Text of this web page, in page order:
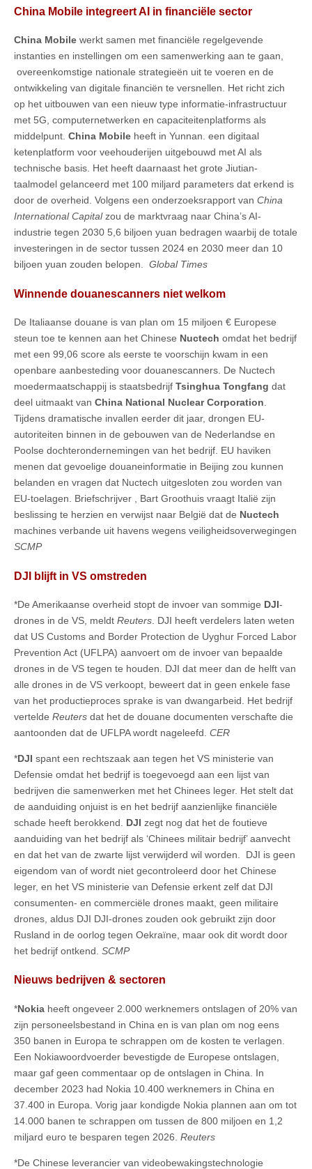
China Mobile integreert AI in financiële sector
China Mobile werkt samen met financiële regelgevende
instanties en instellingen om een samenwerking aan te gaan,
overeenkomstige nationale strategieën uit te voeren en de
ontwikkeling van digitale financiën te versnellen. Het richt zich
op het uitbouwen van een nieuw type informatie-infrastructuur
met 5G, computernetwerken en capaciteitenplatforms als
middelpunt. China Mobile heeft in Yunnan. een digitaal
ketenplatform voor veehouderijen uitgebouwd met AI als
technische basis. Het heeft daarnaast het grote Jiutian-
taalmodel gelanceerd met 100 miljard parameters dat erkend is
door de overheid. Volgens een onderzoeksrapport van China
International Capitalzou de marktvraag naar China’s AI-
industrie tegen 2030 5,6 biljoen yuan bedragen waarbij de totale
investeringen in de sector tussen 2024 en 2030 meer dan 10
biljoen yuan zouden belopen. Global Times
Winnende douanescanners niet welkom
De Italiaanse douane is van plan om 15 miljoen € Europese
steun toe te kennen aan het Chinese Nuctech omdat het bedrijf
met een 99,06 score als eerste te voorschijn kwam in een
openbare aanbesteding voor douanescanners. De Nuctech
moedermaatschappij is staatsbedrijf Tsinghua Tongfang dat
deel uitmaakt van China National Nuclear Corporation.
Tijdens dramatische invallen eerder dit jaar, drongen EU-
autoriteiten binnen in de gebouwen van de Nederlandse en
Poolse dochterondernemingen van het bedrijf. EU haviken
menen dat gevoelige douaneinformatie in Beijing zou kunnen
belanden en vragen dat Nuctech uitgesloten zou worden van
EU-toelagen. Briefschrijver , Bart Groothuis vraagt Italië zijn
beslissing te herzien en verwijst naar België dat de Nuctech
machines verbande uit havens wegens veiligheidsoverwegingen
SCMP
DJI blijft in VS omstreden
*De Amerikaanse overheid stopt de invoer van sommige DJI-
drones in de VS, meldt Reuters . DJI heeft verdelers laten weten
dat US Customs and Border Protection de Uyghur Forced Labor
Prevention Act (UFLPA) aanvoert om de invoer van bepaalde
drones in de VS tegen te houden. DJI dat meer dan de helft van
alle drones in de VS verkoopt, beweert dat in geen enkele fase
van het productieproces sprake is van dwangarbeid. Het bedrijf
vertelde Reuters dat het de douane documenten verschafte die
aantoonden dat de UFLPA wordt nageleefd. CER
*DJI spant een rechtszaak aan tegen het VS ministerie van
Defensie omdat het bedrijf is toegevoegd aan een lijst van
bedrijven die samenwerken met het Chinees leger. Het stelt dat
de aanduiding onjuist is en het bedrijf aanzienlijke financiële
schade heeft berokkend. DJI zegt nog dat het de foutieve
aanduiding van het bedrijf als ‘Chinees militair bedrijf’ aanvecht
en dat het van de zwarte lijst verwijderd wil worden. DJI is geen
eigendom van of wordt niet gecontroleerd door het Chinese
leger, en het VS ministerie van Defensie erkent zelf dat DJI
consumenten- en commerciële drones maakt, geen militaire
drones, aldus DJI DJI-drones zouden ook gebruikt zijn door
Rusland in de oorlog tegen Oekraïne, maar ook dit wordt door
het bedrijf ontkend. SCMP
Nieuws bedrijven & sectoren
*Nokia heeft ongeveer 2.000 werknemers ontslagen of 20% van
zijn personeelsbestand in China en is van plan om nog eens
350 banen in Europa te schrappen om de kosten te verlagen.
Een Nokiawoordvoerder bevestigde de Europese ontslagen,
maar gaf geen commentaar op de ontslagen in China. In
december 2023 had Nokia 10.400 werknemers in China en
37.400 in Europa. Vorig jaar kondigde Nokia plannen aan om tot
14.000 banen te schrappen om tussen de 800 miljoen en 1,2
miljard euro te besparen tegen 2026. Reuters
*De Chinese leverancier van videobewakingstechnologie